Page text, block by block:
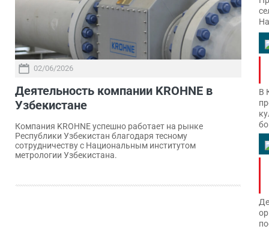
02/06/2026
Деятельность компании KROHNE в
Узбекистане
Компания KROHNE успешно работает на рынке
Республики Узбекистан благодаря тесному
сотрудничеству с Национальным институтом
метрологии Узбекистана.
В